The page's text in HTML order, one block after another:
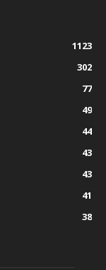
1123
302
77
49
44
43
43
41
38